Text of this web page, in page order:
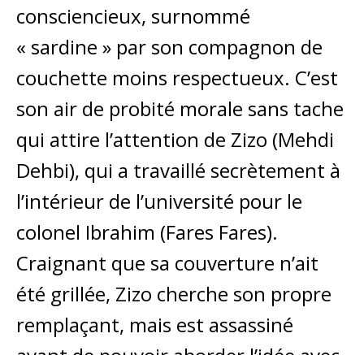
consciencieux, surnommé
« sardine » par son compagnon de
couchette moins respectueux. C’est
son air de probité morale sans tache
qui attire l’attention de Zizo (Mehdi
Dehbi), qui a travaillé secrètement à
l’intérieur de l’université pour le
colonel Ibrahim (Fares Fares).
Craignant que sa couverture n’ait
été grillée, Zizo cherche son propre
remplaçant, mais est assassiné